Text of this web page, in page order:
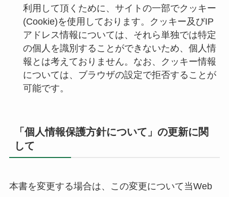
利用して頂くために、サイトの一部でクッキー
(Cookie)を使用しております。クッキー及びIP
アドレス情報については、それら単独では特定
の個人を識別することができないため、個人情
報とは考えておりません。なお、クッキー情報
については、ブラウザの設定で拒否することが
可能です。
「個人情報保護方針について」の更新に関
して
本書を変更する場合は、この変更について当Web